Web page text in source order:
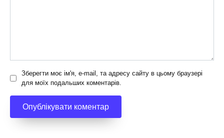
Зберегти моє ім'я, e-mail, та адресу сайту в цьому браузері
для моїх подальших коментарів.